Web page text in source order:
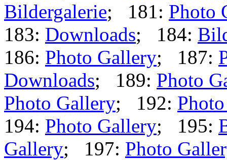
Bildergalerie; 181: Photo
183: Downloads; 184:
186: Photo Gallery; 187:
Downloads; 189: Photo
Photo Gallery; 192:
194: Photo Gallery; 195:
Gallery; 197: Photo